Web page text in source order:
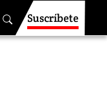
Suscríbete